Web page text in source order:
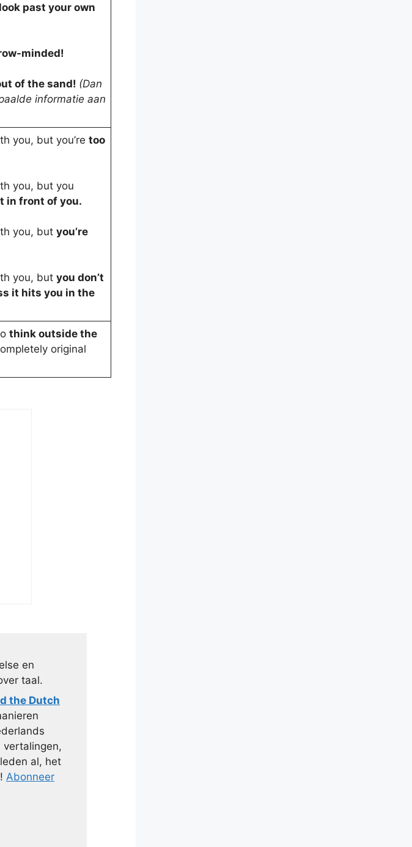
past your own
minded!
of the sand! (Dan
informatie aan
you, but you’re too
you, but you
in front of you.
you, but you’re
you, but you don’t
it hits you in the
think outside the
original
en
taal.
the Dutch
vertalingen,
al, het
Abonneer